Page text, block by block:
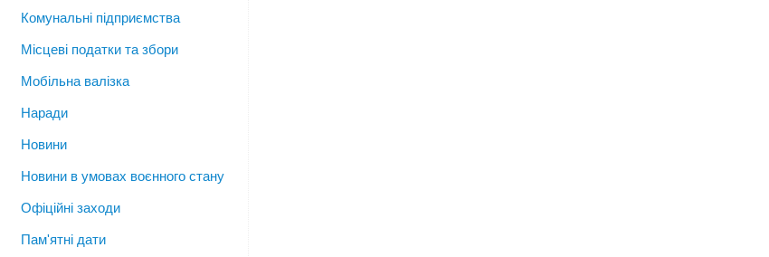
Комунальні підприємства
Місцеві податки та збори
Мобільна валізка
Наради
Новини
Новини в умовах воєнного стану
Офіційні заходи
Пам'ятні дати